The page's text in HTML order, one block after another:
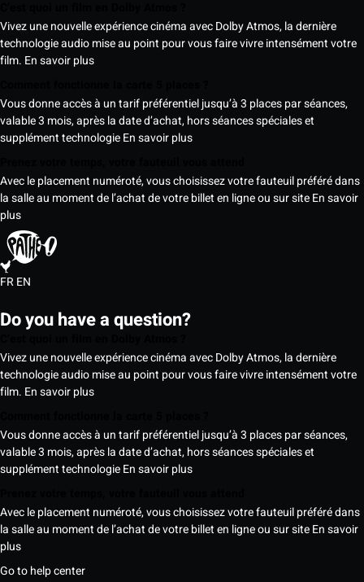
Vivez une nouvelle expérience cinéma avec Dolby Atmos, la dernière
technologie audio mise au point pour vous faire vivre intensément votre
film. En savoir plus
Vous donne accès à un tarif préférentiel jusqu’à 3 places par séances,
valable 3 mois, après la date d’achat, hors séances spéciales et
supplément technologieEn savoir plus
Avec le placement numéroté, vous choisissez votre fauteuil préféré dans
la salle au moment de l’achat de votre billet en ligne ou sur siteEn savoir
plus
FREN
Do you have a question?
Vivez une nouvelle expérience cinéma avec Dolby Atmos, la dernière
technologie audio mise au point pour vous faire vivre intensément votre
film. En savoir plus
Vous donne accès à un tarif préférentiel jusqu’à 3 places par séances,
valable 3 mois, après la date d’achat, hors séances spéciales et
supplément technologieEn savoir plus
Avec le placement numéroté, vous choisissez votre fauteuil préféré dans
la salle au moment de l’achat de votre billet en ligne ou sur siteEn savoir
plus
Go to help center